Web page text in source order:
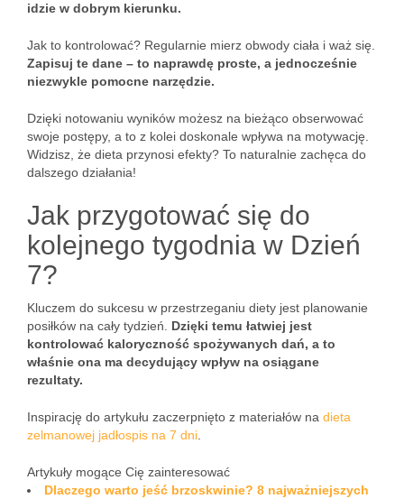
idzie w dobrym kierunku.
Jak to kontrolować? Regularnie mierz obwody ciała i waż się.
Zapisuj te dane – to naprawdę proste, a jednocześnie
niezwykle pomocne narzędzie.
Dzięki notowaniu wyników możesz na bieżąco obserwować
swoje postępy, a to z kolei doskonale wpływa na motywację.
Widzisz, że dieta przynosi efekty? To naturalnie zachęca do
dalszego działania!
Jak przygotować się do
kolejnego tygodnia w Dzień
7?
Kluczem do sukcesu w przestrzeganiu diety jest planowanie
posiłków na cały tydzień. Dzięki temu łatwiej jest
kontrolować kaloryczność spożywanych dań, a to
właśnie ona ma decydujący wpływ na osiągane
rezultaty.
Inspirację do artykułu zaczerpnięto z materiałów na dieta
zelmanowej jadłospis na 7 dni
Artykuły mogące Cię zainteresować
Dlaczego warto jeść brzoskwinie? 8 najważniejszych